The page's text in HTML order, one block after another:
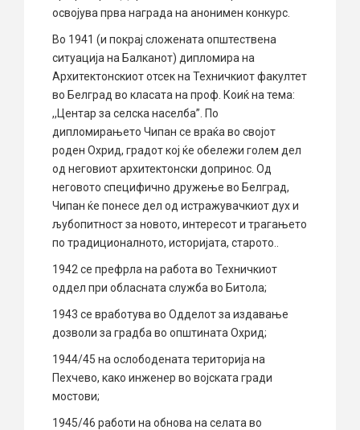
освојува прва награда на анонимен конкурс.
Во 1941 (и покрај сложената општествена
ситуација на Балканот) дипломира на
Архитектонскиот отсек на Техничкиот факултет
во Белград во класата на проф. Коиќ на тема:
,,Центар за селска населба”. По
дипломирањето Чипан се враќа во својот
роден Охрид, градот кој ќе обележи голем дел
од неговиот архитектонски допринос. Од
неговото специфично дружење во Белград,
Чипан ќе понесе дел од истражувачкиот дух и
љубопитност за новото, интересот и трагањето
по традиционалното, историјата, старото..
1942 се префрла на работа во Техничкиот
оддел при обласната служба во Битола;
1943 се вработува во Одделот за издавање
дозволи за градба во општината Охрид;
1944/45 на ослободената територија на
Пехчево, како инженер во војската гради
мостови;
1945/46 работи на обнова на селата во